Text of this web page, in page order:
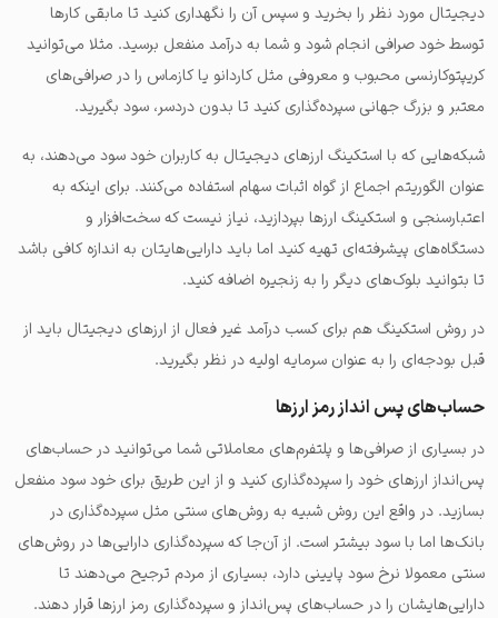
دیجیتال مورد نظر را بخرید و سپس آن را نگهداری کنید تا مابقی کارها
توسط خود صرافی انجام شود و شما به درآمد منفعل برسید. مثلا می‌توانید
کریپتوکارنسی محبوب و معروفی مثل کاردانو یا کازماس را در صرافی‌های
معتبر و بزرگ جهانی سپرده‌گذاری کنید تا بدون دردسر، سود بگیرید.
شبکه‌هایی که با استکینگ ارزهای دیجیتال به کاربران خود سود می‌دهند، به
عنوان الگوریتم اجماع از گواه اثبات سهام استفاده می‌کنند. برای اینکه به
اعتبارسنجی و استکینگ ارزها بپردازید، نیاز نیست که سخت‌افزار و
دستگاه‌های پیشرفته‌ای تهیه کنید اما باید دارایی‌هایتان به اندازه کافی باشد
تا بتوانید بلوک‌های دیگر را به زنجیره اضافه کنید.
در روش استکینگ هم برای کسب درآمد غیر فعال از ارزهای دیجیتال باید از
قبل بودجه‌ای را به عنوان سرمایه اولیه در نظر بگیرید.
حساب‌های پس انداز رمز ارزها
در بسیاری از صرافی‌ها و پلتفرم‌های معاملاتی شما می‌توانید در حساب‌های
پس‌انداز ارزهای خود را سپرده‌گذاری کنید و از این طریق برای خود سود منفعل
بسازید. در واقع این روش شبیه به روش‌های سنتی مثل سپرده‌گذاری در
بانک‌ها اما با سود بیشتر است. از آن‌جا که سپرده‌گذاری دارایی‌ها در روش‌های
سنتی معمولا نرخ سود پایینی دارد، بسیاری از مردم ترجیح می‌دهند تا
دارایی‌هایشان را در حساب‌های پس‌انداز و سپرده‌گذاری رمز ارزها قرار دهند.